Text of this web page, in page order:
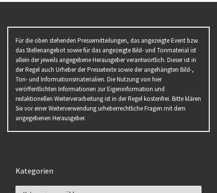
Für die oben stehenden Pressemitteilungen, das angezeigte Event bzw.
das Stellenangebot sowie für das angezeigte Bild- und Tonmaterial ist
allein der jeweils angegebene Herausgeber verantwortlich. Dieser ist in
der Regel auch Urheber der Pressetexte sowie der angehängten Bild-,
Ton- und Informationsmaterialien. Die Nutzung von hier
veröffentlichten Informationen zur Eigeninformation und
redaktionellen Weiterverarbeitung ist in der Regel kostenfrei. Bitte klären
Sie vor einer Weiterverwendung urheberrechtliche Fragen mit dem
angegebenen Herausgeber.
Kategorien